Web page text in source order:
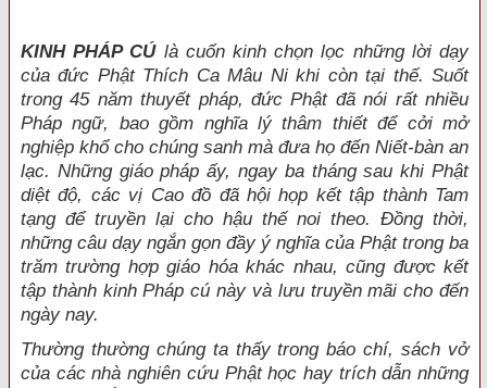
KINH PHÁP CÚlà cuốn kinh chọn lọc những lời dạy
của đức Phật Thích Ca Mâu Ni khi còn tại thế. Suốt
trong 45 năm thuyết pháp, đức Phật đã nói rất nhiều
Pháp ngữ, bao gồm nghĩa lý thâm thiết để cởi mở
nghiệp khổ cho chúng sanh mà đưa họ đến Niết-bàn an
lạc. Những giáo pháp ấy, ngay ba tháng sau khi Phật
diệt độ, các vị Cao đồ đã hội họp kết tập thành Tam
tạng để truyền lại cho hậu thế noi theo. Đồng thời,
những câu dạy ngắn gọn đầy ý nghĩa của Phật trong ba
trăm trường hợp giáo hóa khác nhau, cũng được kết
tập thành kinh Pháp cú này và lưu truyền mãi cho đến
ngày nay.
Thường thường chúng ta thấy trong báo chí, sách vở
của các nhà nghiên cứu Phật học hay trích dẫn những